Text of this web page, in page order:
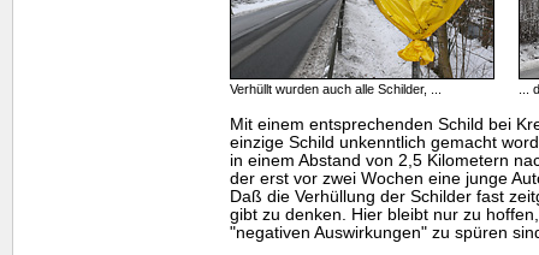
Verhüllt wurden auch alle Schilder, ... ...
Mit einem entsprechenden Schild bei
einzige Schild unkenntlich gemacht
in einem Abstand von 2,5 Kilometern
der erst vor zwei Wochen eine junge
Daß die Verhüllung der Schilder fast
gibt zu denken. Hier bleibt nur zu
"negativen Auswirkungen" zu spüren